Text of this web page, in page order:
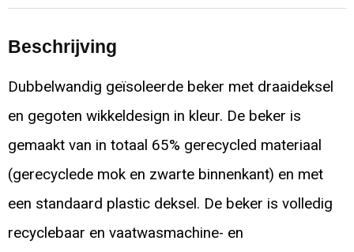
Beschrijving
Dubbelwandig geïsoleerde beker met draaideksel
en gegoten wikkeldesign in kleur. De beker is
gemaakt van in totaal 65% gerecycled materiaal
(gerecyclede mok en zwarte binnenkant) en met
een standaard plastic deksel. De beker is volledig
recyclebaar en vaatwasmachine- en